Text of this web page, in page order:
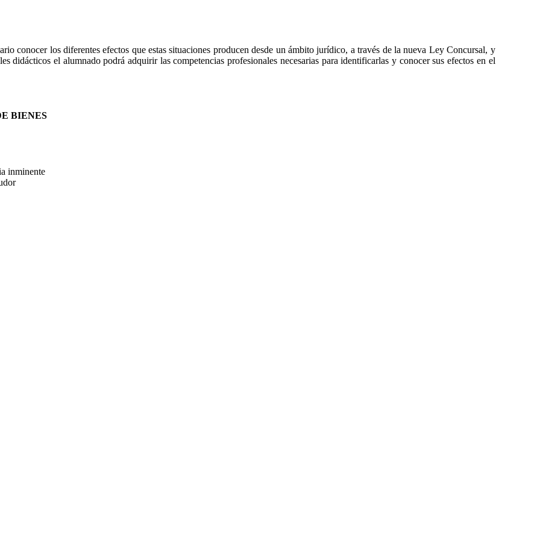
conocer los diferentes efectos que estas situaciones producen desde un ámbito jurídico, a través de la nueva Ley Concursal, y
didácticos el alumnado podrá adquirir las competencias profesionales necesarias para identificarlas y conocer sus efectos en el
BIENES
inminente